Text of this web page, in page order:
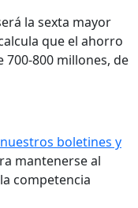
la sexta mayor
que el ahorro
700-800 millones, de
boletines y
mantenerse al
competencia